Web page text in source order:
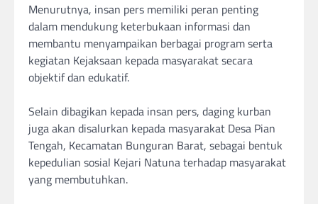
‎Menurutnya, insan pers memiliki peran penting
dalam mendukung keterbukaan informasi dan
membantu menyampaikan berbagai program serta
kegiatan Kejaksaan kepada masyarakat secara
objektif dan edukatif.
‎Selain dibagikan kepada insan pers, daging kurban
juga akan disalurkan kepada masyarakat Desa Pian
Tengah, Kecamatan Bunguran Barat, sebagai bentuk
kepedulian sosial Kejari Natuna terhadap masyarakat
yang membutuhkan.